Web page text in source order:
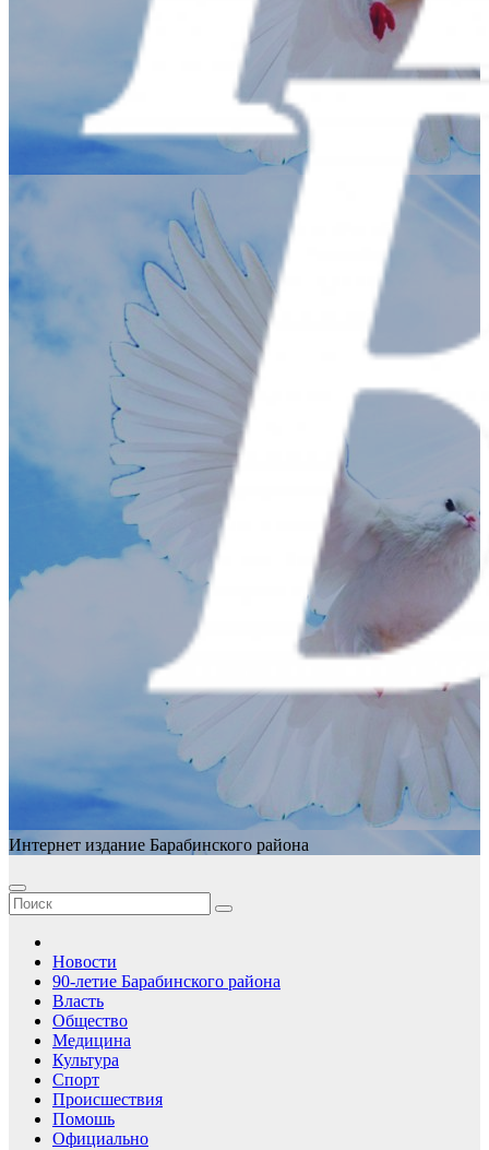
Интернет издание Барабинского района
Новости
90-летие Барабинского района
Власть
Общество
Медицина
Культура
Спорт
Происшествия
Помошь
Официально